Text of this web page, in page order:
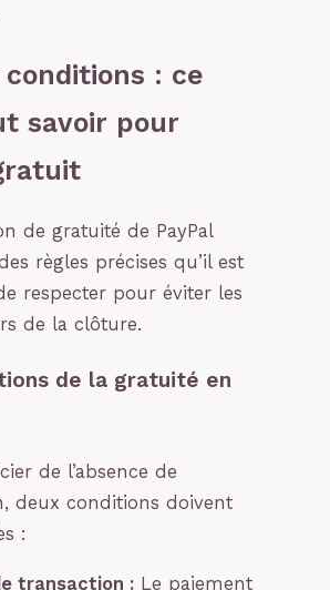
conditions : ce
savoir pour
de gratuité de PayPal
règles précises qu’il est
respecter pour éviter les
de la clôture.
de la gratuité en
de l’absence de
deux conditions doivent
:
transaction : Le paiement